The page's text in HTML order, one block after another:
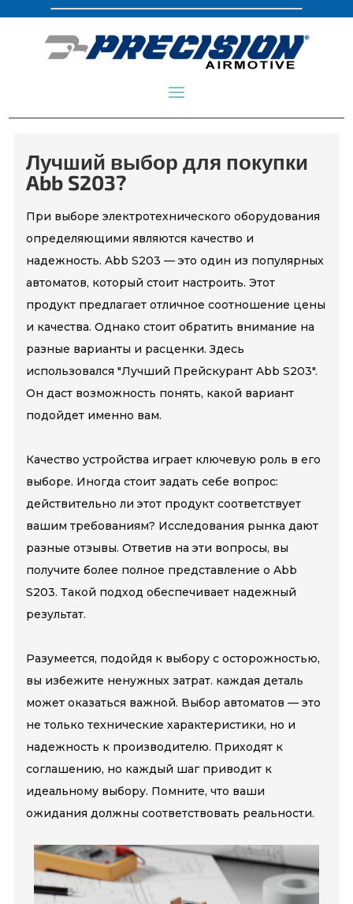
Лучший выбор для покупки
Abb S203?
При выборе электротехнического оборудования
определяющими являются качество и
надежность. Abb S203 — это один из популярных
автоматов, который стоит настроить. Этот
продукт предлагает отличное соотношение цены
и качества. Однако стоит обратить внимание на
разные варианты и расценки. Здесь
использовался "Лучший Прейскурант Abb S203".
Он даст возможность понять, какой вариант
подойдет именно вам.
Качество устройства играет ключевую роль в его
выборе. Иногда стоит задать себе вопрос:
действительно ли этот продукт соответствует
вашим требованиям? Исследования рынка дают
разные отзывы. Ответив на эти вопросы, вы
получите более полное представление о Abb
S203. Такой подход обеспечивает надежный
результат.
Разумеется, подойдя к выбору с осторожностью,
вы избежите ненужных затрат. каждая деталь
может оказаться важной. Выбор автоматов — это
не только технические характеристики, но и
надежность к производителю. Приходят к
соглашению, но каждый шаг приводит к
идеальному выбору. Помните, что ваши
ожидания должны соответствовать реальности.